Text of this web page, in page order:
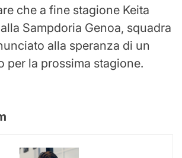
che a fine stagione Keita
Sampdoria Genoa, squadra
alla speranza di un
per la prossima stagione.